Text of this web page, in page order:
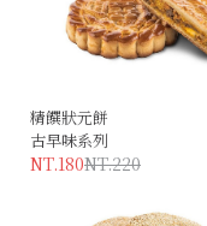
精饌狀元餅
古早味系列
NT.180NT.220